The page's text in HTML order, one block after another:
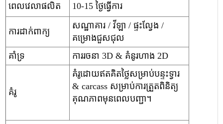
ពេលវេលាផលិត 10-15 ថ្ងៃធ្វើការ
ការដាក់ពាក្យ
សណ្ឋាគារ / វីឡា / ផ្ទះល្វែង /
គម្រោងជួសជុល
គាំទ្រ
ការរចនា 3D & គំនូរហាង 2D
គំរូ
គំរូដោយឥតគិតថ្លៃសម្រាប់បន្ទះទ្វារ
& carcass សម្រាប់ការត្រួតពិនិត្យ
គុណភាពមុនពេលបញ្ជា។